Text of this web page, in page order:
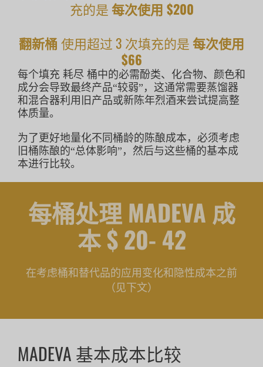
充的是每次使用 $200
翻新桶 使用超过 3 次填充的是每次使用
$66
每个填充 耗尽桶中的必需酚类、化合物、颜色和
成分会导致最终产品“较弱”，这通常需要蒸馏器
和混合器利用旧产品或新陈年烈酒来尝试提高整
体质量。
为了更好地量化不同桶龄的陈酿成本，必须考虑
旧桶陈酿的“总体影响”，然后与这些桶的基本成
本进行比较。
每桶处理 MADEVA 成
本 $ 20- 42
在考虑桶和替代品的应用变化和隐性成本之前
（见下文）
MADEVA 基本成本比较